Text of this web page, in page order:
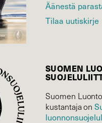
Äänestä
Tilaa uutiskirje
SUOMEN
Suomen
kustantaja on